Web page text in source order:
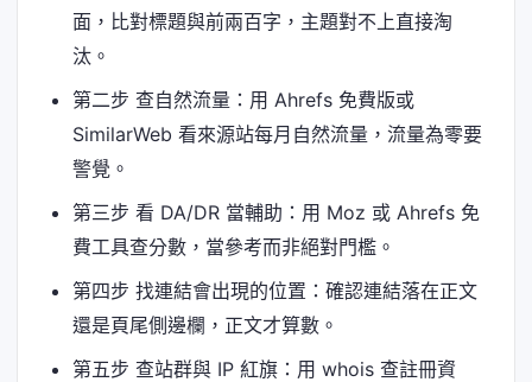
面，比對標題與前兩百字，主題對不上直接淘
汰。
第二步 查自然流量：用 Ahrefs 免費版或
SimilarWeb 看來源站每月自然流量，流量為零要
警覺。
第三步 看 DA/DR 當輔助：用 Moz 或 Ahrefs 免
費工具查分數，當參考而非絕對門檻。
第四步 找連結會出現的位置：確認連結落在正文
還是頁尾側邊欄，正文才算數。
第五步 查站群與 IP 紅旗：用 whois 查註冊資